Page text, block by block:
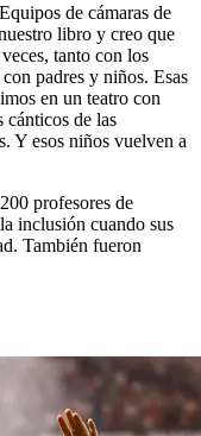
de cámaras de
libro y creo que
tanto con los
padres y niños. Esas
en un teatro con
cánticos de las
Y esos niños vuelven a
profesores de
inclusión cuando sus
También fueron